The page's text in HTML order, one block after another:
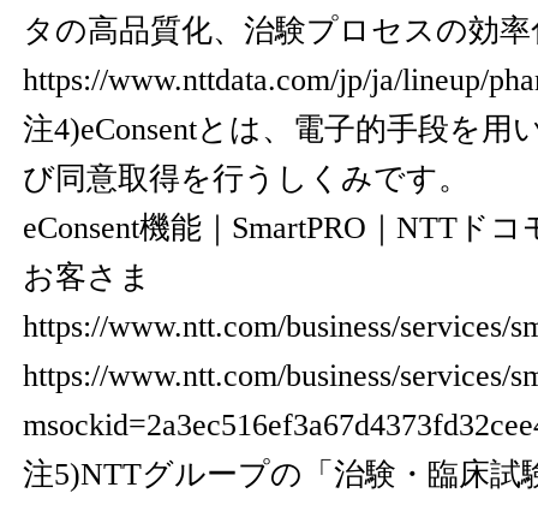
タの高品質化、治験プロセスの効
https://www.nttdata.com/jp/ja/lineup/
注4)eConsentとは、電子的手段を用
び同意取得を行うしくみです。
eConsent機能｜SmartPRO｜NTTド
お客さま
https://www.ntt.com/business/services/
https://www.ntt.com/business/services/
注5)NTTグループの「治験・臨床試